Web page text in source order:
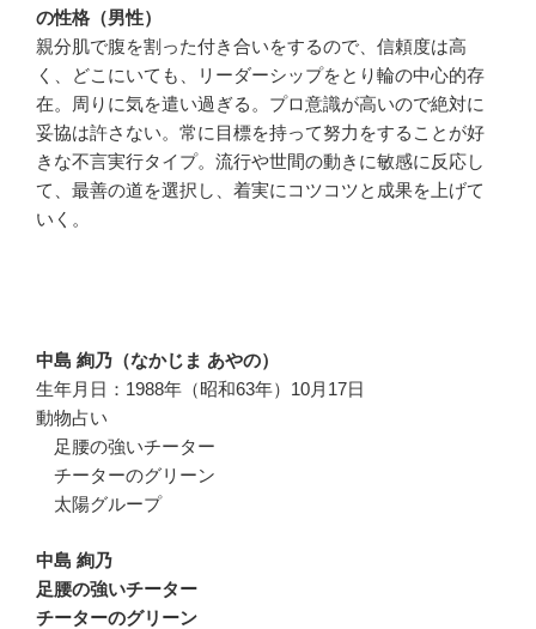
の性格（男性）
親分肌で腹を割った付き合いをするので、信頼度は高
く、どこにいても、リーダーシップをとり輪の中心的存
在。周りに気を遣い過ぎる。プロ意識が高いので絶対に
妥協は許さない。常に目標を持って努力をすることが好
きな不言実行タイプ。流行や世間の動きに敏感に反応し
て、最善の道を選択し、着実にコツコツと成果を上げて
いく。
中島 絢乃（なかじま あやの）
生年月日：1988年（昭和63年）10月17日
動物占い
足腰の強いチーター
チーターのグリーン
太陽グループ
中島 絢乃
足腰の強いチーター
チーターのグリーン